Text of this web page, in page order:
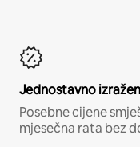
Jednostavno
Posebne cijene
mjesečna rata bez